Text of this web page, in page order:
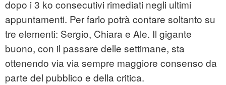
dopo i 3 ko consecutivi rimediati negli ultimi
appuntamenti. Per farlo potrà contare soltanto su
tre elementi: Sergio, Chiara e Ale. Il gigante
buono, con il passare delle settimane, sta
ottenendo via via sempre maggiore consenso da
parte del pubblico e della critica.